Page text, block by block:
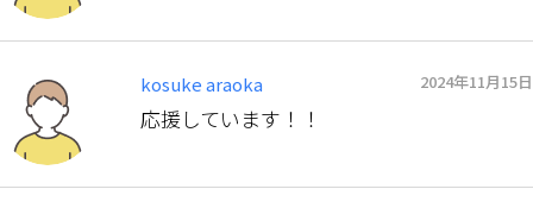
kosuke araoka 2024年11月15日
応援しています！！